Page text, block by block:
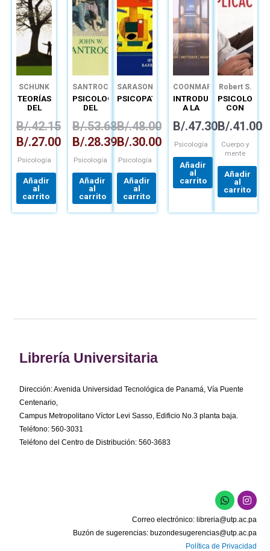
SCHUNK
TEORÍAS
DEL
B/.42.15
B/.27.00
Psicología
Añadir
al
carrito
SANTROCK
PSICOLOGÍA
DEL
B/.53.68
B/.28.39
Psicología
Añadir
al
carrito
SARASON
PSICOPATOLOGÍA
B/.48.00
B/.30.00
Psicología
Añadir
al
carrito
COON MARTINIMITTERER
INTRODUCCIÓN
A LA
EL
A LA
LA
CONDUCTA
B/.47.30
Psicología
Añadir
al
carrito
Robert S.
Feldman
PSICOLOGÍA
CON
B/.41.00
Cuerpo y
mente
Añadir
al
carrito
Librería Universitaria
Dirección: Avenida Universidad Tecnológica de Panamá, Vía Puente
Centenario,
Campus Metropolitano Víctor Levi Sasso, Edificio No.3 planta baja.
Teléfono: 560-3031
Teléfono del Centro de Distribución: 560-3683
W
h
a
t
s
a
I
n
s
t
a
g
Correo electrónico: libreria@utp.ac.pa
Buzón de sugerencias: buzondesugerencias@utp.ac.pa
Política de Privacidad